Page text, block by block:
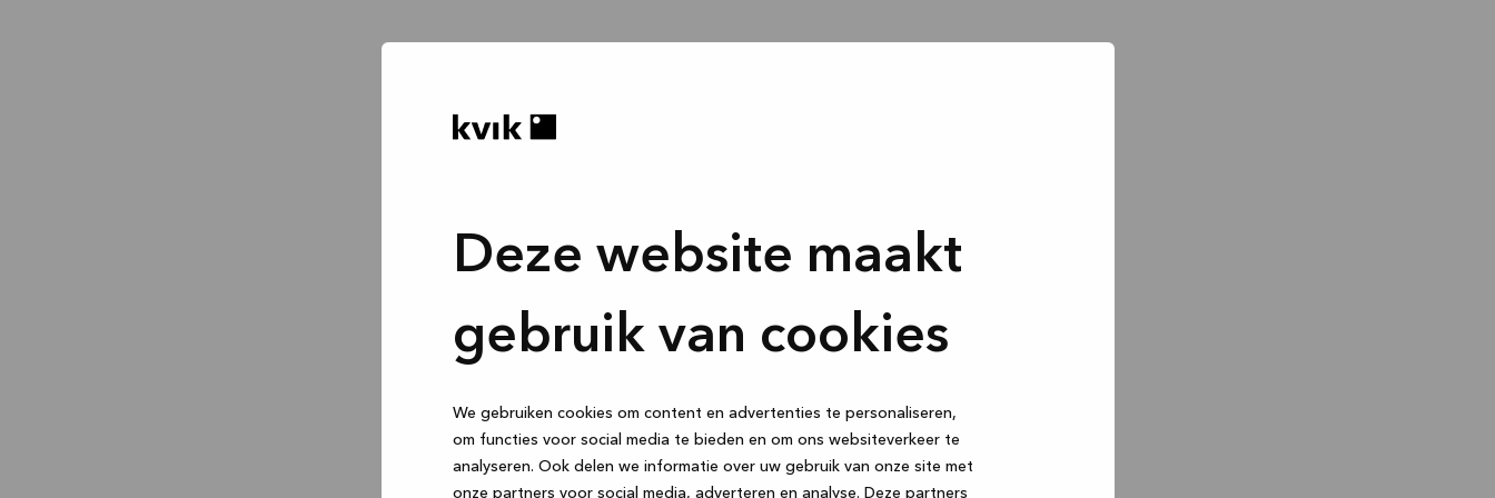
Deze website maakt
gebruik van cookies
We gebruiken cookies om content en advertenties te personaliseren,
om functies voor social media te bieden en om ons websiteverkeer te
analyseren. Ook delen we informatie over uw gebruik van onze site met
onze partners voor social media, adverteren en analyse. Deze partners